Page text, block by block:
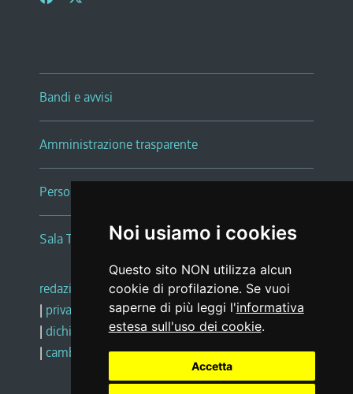
Noi usiamo i cookies
Questo sito NON utilizza alcun
cookie di profilazione. Se vuoi
saperne di più leggi l'informativa
estesa sull'uso dei cookie.
Accetta
Bandi e avvisi
Amministrazione trasparente
Persone e Uffici
Sala Tiziano Tessitori
redazione web |note legali |glossario
| privacy
social media policy
| dichiarazione di accessibilità |feedback
| cambio preferenze cookie